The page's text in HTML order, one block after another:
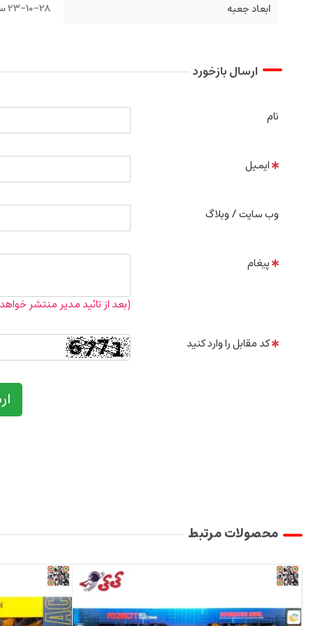
ابعاد جعبه 23-10-28 سانتیمتر
ارسال بازخورد
نام
ایمیل
وب سایت / وبلاگ
پیغام
(بعد از تائید مدیر منتشر
کد مقابل را وارد کنید
محصولات مرتبط